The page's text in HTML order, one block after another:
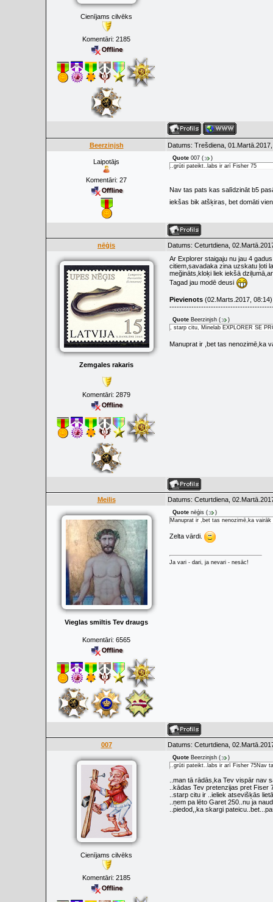
Cienījams cilvēks
Komentāri: 2185
Beerzinjsh Datums: Trešdiena,
Laipotājs
Komentāri: 27
Quote 007 (
)
..grūti pateikt..labs ir arī Fisher 75
Nav tas pats kas salīdzināt b5
iekšas bik atšķiras, bet domāti
nēģis Datums: Ceturtdiena,
Zemgales rakaris
Komentāri: 2879
Ar Explorer staigaju nu jau 4
citiem,savadaka zina uzskatu ļoti
meğināts,kloķi liek iekšā
Tagad jau modē deusi
Pievienots (02.Marts.2017, 08:14)
Quote Beerzinjsh (
)
, starp citu, Minelab EXPLORER SE
Manuprat ir ,bet tas nenozimē,ka
Meilis Datums: Ceturtdiena,
Vieglas smiltis Tev draugs
Komentāri: 6565
Quote nēģis (
)
Manuprat ir ,bet tas nenozimē,ka vairāk
Zelta vārdi.
Ja vari - dari, ja nevari - nesāc!
007 Datums: Ceturtdiena,
Cienījams cilvēks
Komentāri: 2185
Quote Beerzinjsh (
)
..grūti pateikt..labs ir arī Fisher 75Nav
..man tā rādās,ka Tev vispār nav
..kādas Tev pretenzijas pret Fiser
..starp citu ir ..ieliek atsevišķās
..ņem pa lēto Garet 250..nu ja
..piedod,,ka skargi